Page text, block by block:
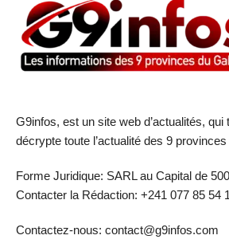
G9infos, est un site web d’actualités, qui
décrypte toute l’actualité des 9
Forme Juridique: SARL au Capital de
Contacter la Rédaction: +241 077 85 54
Contactez-nous: contact@g9infos.com